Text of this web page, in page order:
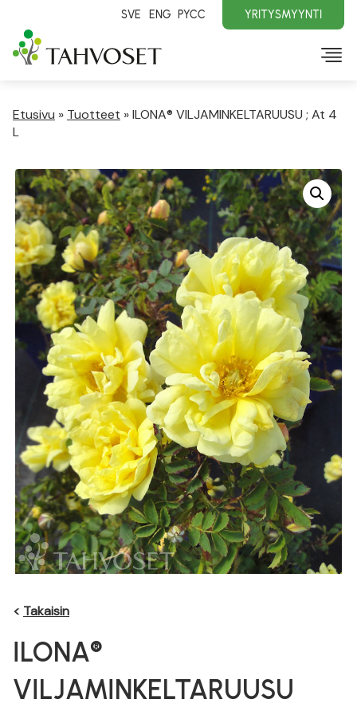
SVE ENG PYCC YRITYSMYYNTI
Etusivu » Tuotteet »ILONA® VILJAMINKELTARUUSU ; At 4
L
< Takaisin
ILONA®
VILJAMINKELTARUUSU